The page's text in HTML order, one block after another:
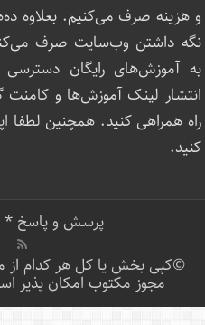
و هزینه صرف می‌کنیم. بعلاوه
نگه داشتن وب‌سایت صرف
به آموزش‌های رایگان
انتشار لینک‌ آموزش‌ها و کامنت
راه همراهی کنید. همچنین لطفا
کنید.
پرسش و پاسخ*
مجوز مکتوب امکان پذیر است. از